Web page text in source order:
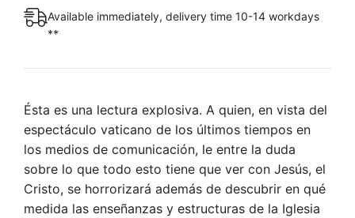
I
Available immediately, delivery time 10-14 workdays
**
Ésta es una lectura explosiva. A quien, en vista del
espectáculo vaticano de los últimos tiempos en
los medios de comunicación, le entre la duda
sobre lo que todo esto tiene que ver con Jesús, el
Cristo, se horrorizará además de descubrir en qué
medida las enseñanzas y estructuras de la Iglesia